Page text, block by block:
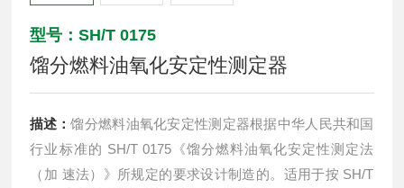
型号：SH/T 0175
馏分燃料油氧化安定性测定器
描述：馏分燃料油氧化安定性测定器根据中华人民共和国
行业标准的 SH/T 0175《馏分燃料油氧化安定性测定法
（加 速法）》所规定的要求设计制造的。适用于按 SH/T